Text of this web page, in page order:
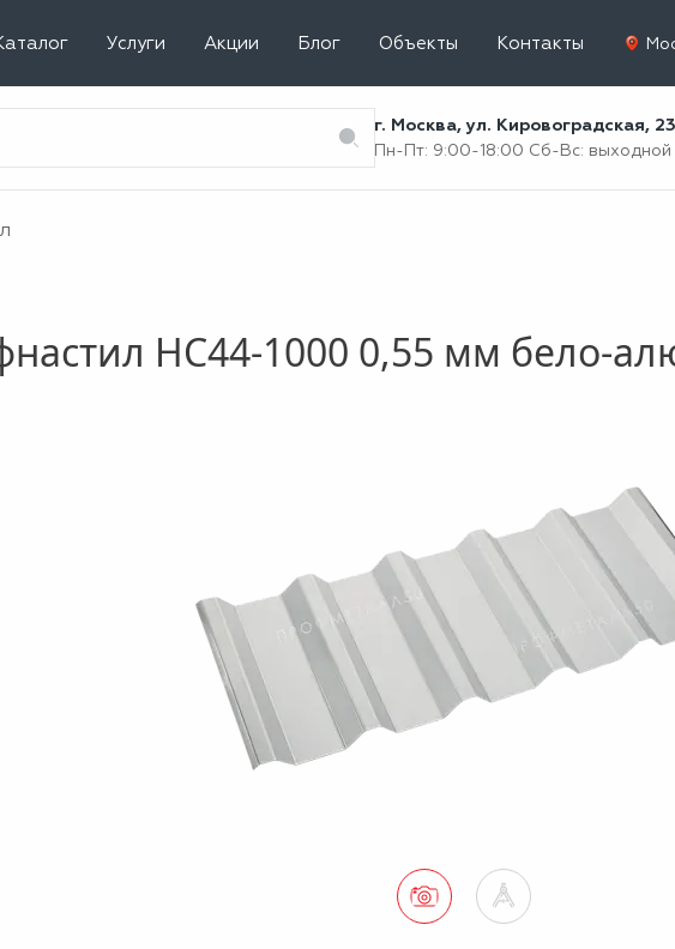
Услуги Акции Блог Объекты Контакты
г. Москва, ул. Кировоградская,
Пн-Пт: 9:00-18:00 Сб-Вс: выходной
НС44-1000 0,55 мм бело-